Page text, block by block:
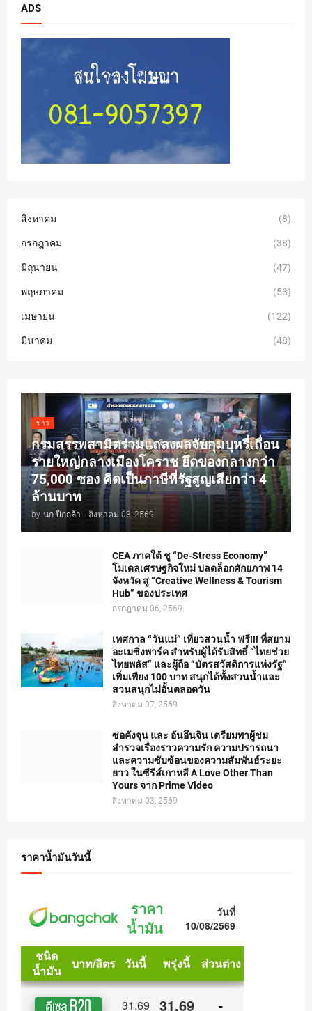
ADS
สิงหาคม (8)
กรกฎาคม (38)
มิถุนายน (47)
พฤษภาคม (53)
เมษายน (122)
มีนาคม (48)
ข่าว
กรมสรรพสามิตร่วมแถลงผลจับกุมบุหรี่เถื่อน
รายใหญ่กลางเมืองโคราช ยึดของกลางกว่า
75,000 ซอง คิดเป็นภาษีที่รัฐสูญเสียกว่า 4
ล้านบาท
by นก ปีกกล้า - สิงหาคม 03, 2569
CEA ภาคใต้ ชู “De-Stress Economy”
โมเดลเศรษฐกิจใหม่ ปลดล็อกศักยภาพ 14
จังหวัด สู่ “Creative Wellness & Tourism
Hub” ของประเทศ
กรกฎาคม 06, 2569
เทศกาล “วันแม่” เที่ยวสวนน้ำ ฟรี!!! ที่สยาม
อะเมซิ่งพาร์ค สำหรับผู้ได้รับสิทธิ์ “ไทยช่วย
ไทยพลัส” และผู้ถือ “บัตรสวัสดิการแห่งรัฐ”
เพิ่มเพียง 100 บาท สนุกได้ทั้งสวนน้ำและ
สวนสนุกไม่อั้นตลอดวัน
สิงหาคม 07, 2569
ซอคังจุน และ อันอึนจิน เตรียมพาผู้ชม
สำรวจเรื่องราวความรัก ความปรารถนา
และความซับซ้อนของความสัมพันธ์ระยะ
ยาว ในซีรีส์เกาหลี A Love Other Than
Yours จาก Prime Video
สิงหาคม 03, 2569
ราคาน้ำมันวันนี้